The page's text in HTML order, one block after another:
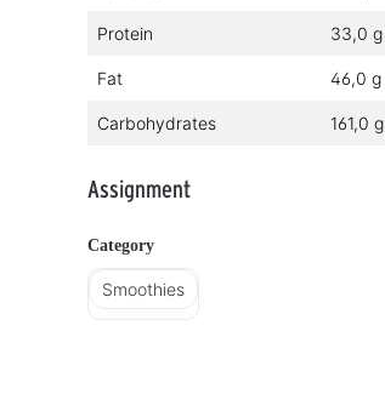
Protein 33,0 g
Fat 46,0 g
Carbohydrates 161,0 g
Assignment
Category
Smoothies